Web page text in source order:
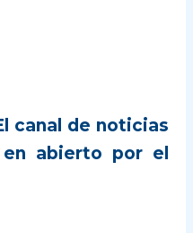
canal de noticias
abierto por el